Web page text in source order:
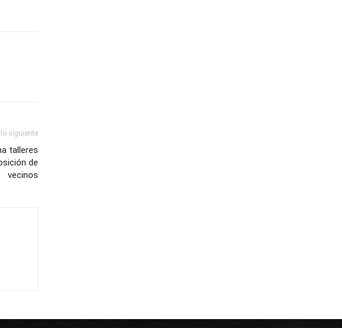
siguiente
talleres
de
vecinos